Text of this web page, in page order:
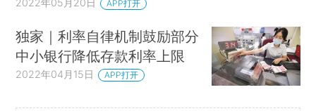
APP打开
独家｜利率自律机制鼓励部分
中小银行降低存款利率上限
2022年04月15日 APP打开